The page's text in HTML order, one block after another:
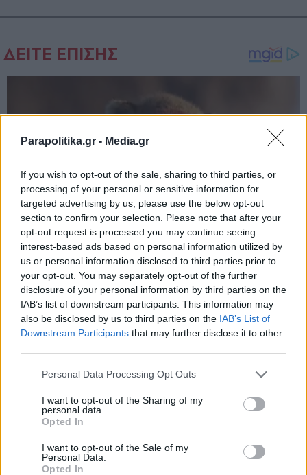
Parapolitika.gr - Media.gr
If you wish to opt-out of the sale, sharing to third parties, or
processing of your personal or sensitive information for
targeted advertising by us, please use the below opt-out
section to confirm your selection. Please note that after your
opt-out request is processed you may continue seeing
interest-based ads based on personal information utilized by
us or personal information disclosed to third parties prior to
your opt-out. You may separately opt-out of the further
disclosure of your personal information by third parties on the
IAB’s list of downstream participants. This information may
also be disclosed by us to third parties on the IAB’s List of
Downstream Participants that may further disclose it to other
Personal Data Processing Opt Outs
I want to opt-out of the Sharing of my
personal data.
Opted In
I want to opt-out of the Sale of my
Personal Data.
Opted In
Εγγραφή στο newsletter
Αποδέχομαι τους
και την πολιτική απορρήτου